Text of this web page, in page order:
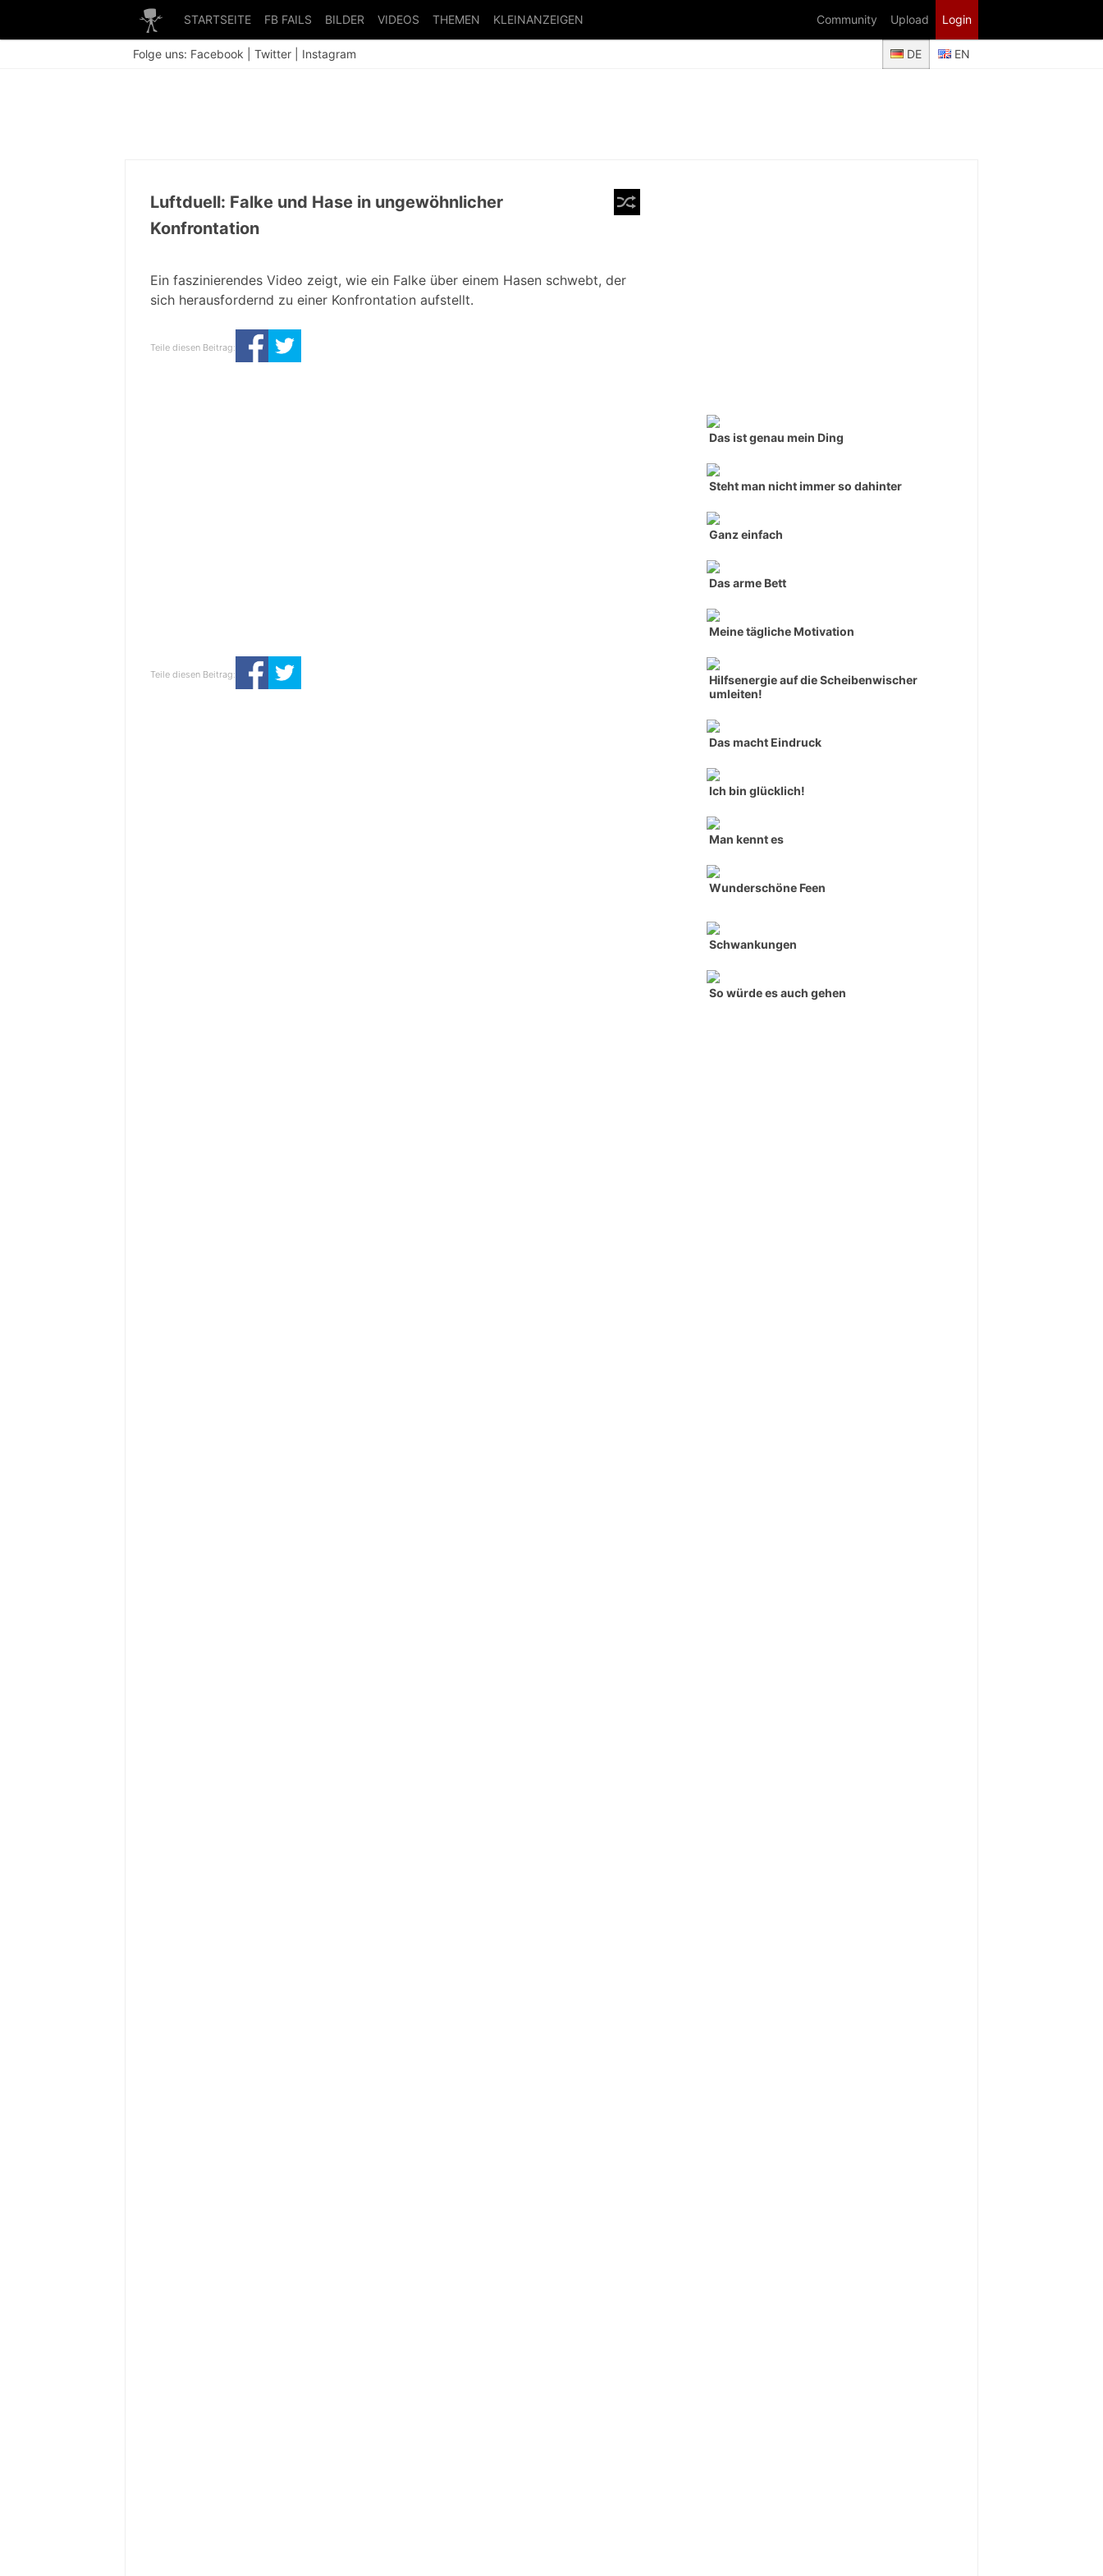
STARTSEITE FB FAILS BILDER VIDEOS THEMEN KLEINANZEIGEN Login
Upload
Community
Folge uns: Facebook Twitter Instagram DE EN
Luftduell: Falke und Hase in ungewöhnlicher
Konfrontation
Ein faszinierendes Video zeigt, wie ein Falke über einem Hasen schwebt, der
sich herausfordernd zu einer Konfrontation aufstellt.
Teile diesen Beitrag:
Teile diesen Beitrag:
Das ist genau mein Ding
Steht man nicht immer so dahinter
Ganz einfach
Das arme Bett
Meine tägliche Motivation
Hilfsenergie auf die Scheibenwischer
umleiten!
Das macht Eindruck
Ich bin glücklich!
Man kennt es
Wunderschöne Feen
Schwankungen
So würde es auch gehen